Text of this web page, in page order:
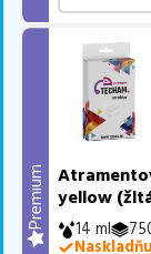
Premium
yellow
14 ml